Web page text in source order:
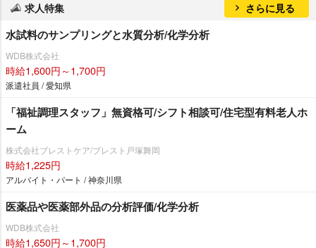
求人特集 さらに見る
水試料のサンプリングと水質分析/化学分析
WDB株式会社
時給1,600円～1,700円
派遣社員 / 愛知県
「福祉調理スタッフ」無資格可/シフト相談可/住宅型有料老人ホ
ーム
株式会社ブレストケア/ブレスト戸塚舞岡
時給1,225円
アルバイト・パート / 神奈川県
医薬品や医薬部外品の分析評価/化学分析
WDB株式会社
時給1,650円～1,700円